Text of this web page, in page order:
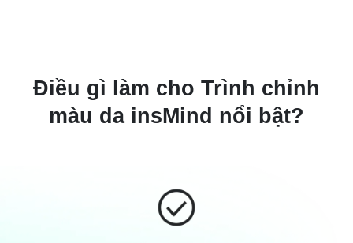
Điều gì làm cho Trình chỉnh
màu da insMind nổi bật?